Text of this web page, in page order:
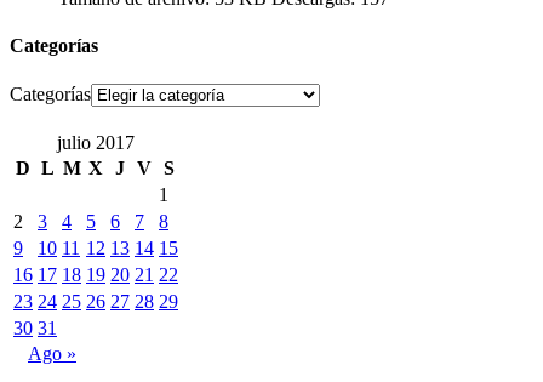
Categorías
Categorías
julio 2017
D L M X J V S
1
2
3 4 5 6 7
8
9
10 11 12 13 14 15
16 17 18 19 20 21 22
23 24 25 26 27 28 29
30 31
Ago »